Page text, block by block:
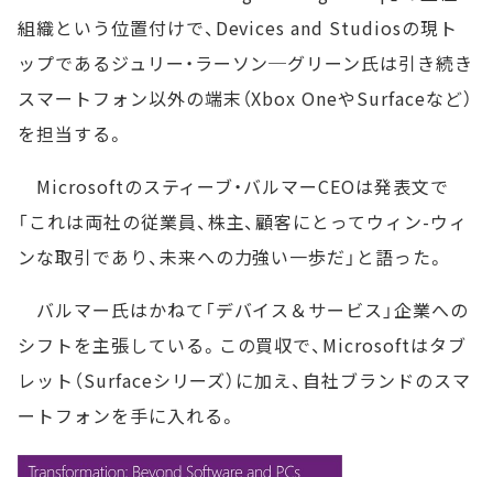
組織という位置付けで、Devices and Studiosの現ト
ップであるジュリー・ラーソン─グリーン氏は引き続き
スマートフォン以外の端末（Xbox OneやSurfaceなど）
を担当する。
Microsoftのスティーブ・バルマーCEOは発表文で
「これは両社の従業員、株主、顧客にとってウィン-ウィ
ンな取引であり、未来への力強い一歩だ」と語った。
バルマー氏はかねて「デバイス＆サービス」企業への
シフトを主張している。この買収で、Microsoftはタブ
レット（Surfaceシリーズ）に加え、自社ブランドのスマ
ートフォンを手に入れる。